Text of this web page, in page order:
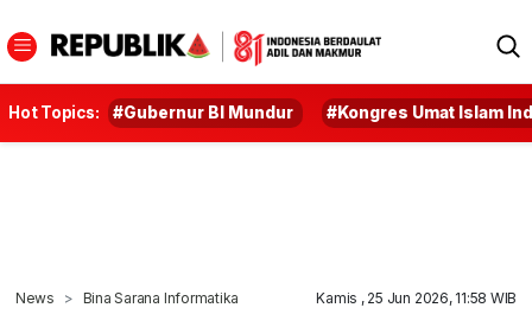
Hot Topics: #Gubernur BI Mundur #Kongres Umat Islam
News Bina Sarana Informatika Kamis , 25 Jun 2026, 11:58 WIB